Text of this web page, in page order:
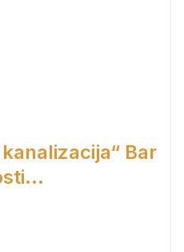
kanalizacija“ Bar